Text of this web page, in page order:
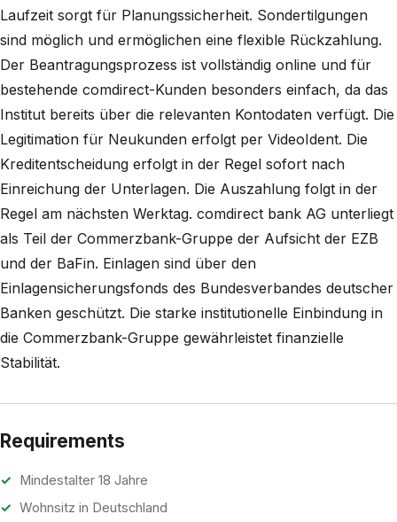
Laufzeit sorgt für Planungssicherheit. Sondertilgungen
sind möglich und ermöglichen eine flexible Rückzahlung.
Der Beantragungsprozess ist vollständig online und für
bestehende comdirect-Kunden besonders einfach, da das
Institut bereits über die relevanten Kontodaten verfügt. Die
Legitimation für Neukunden erfolgt per VideoIdent. Die
Kreditentscheidung erfolgt in der Regel sofort nach
Einreichung der Unterlagen. Die Auszahlung folgt in der
Regel am nächsten Werktag. comdirect bank AG unterliegt
als Teil der Commerzbank-Gruppe der Aufsicht der EZB
und der BaFin. Einlagen sind über den
Einlagensicherungsfonds des Bundesverbandes deutscher
Banken geschützt. Die starke institutionelle Einbindung in
die Commerzbank-Gruppe gewährleistet finanzielle
Stabilität.
Requirements
Mindestalter 18 Jahre
Wohnsitz in Deutschland